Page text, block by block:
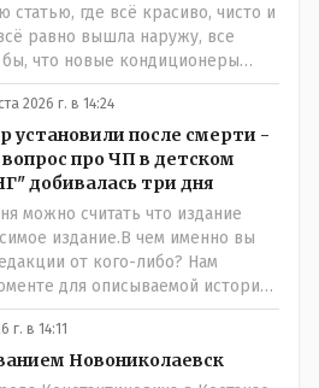
статью, где всё красиво, чисто и
равно вышла наружу, все
что новые кондиционеры
ребенка. Или тебе такой
вообще на чьей стороне в этой
иронично то, что кондиционеры
и уже после этого
типа у нас всё
просто больной был.
2026 г. в 14:24
установили после смерти -
про ЧП в детском
добивалась три дня
можно считать что издание
издание.В чем именно вы
от кого-либо? Нам
для описываемой истории.
бы дополнительным
вопрос от любого читателя.
не будет. Но мы будем
объективную информацию. А
г. в 14:11
Новониколаевск